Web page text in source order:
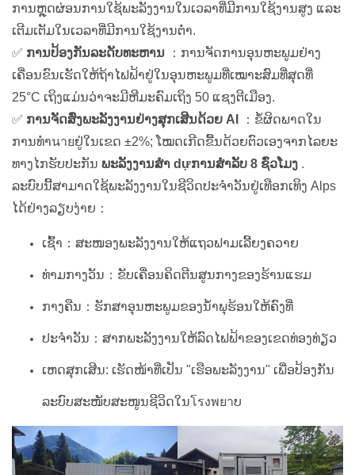
ການຫຼຸດຜ່ອນການໃຊ້ພະລັງງານໃນເວລາທີ່ມີການໃຊ້ງານສູງ ແລະ
ເຕີມເຕັມໃນເວລາທີ່ມີການໃຊ້ງານຕ່ຳ.
✅ ການປ້ອງກັນລະດັບທະຫານ
：ການຈັດການອຸນຫະພູມຢ່າງ
ເຄື່ອນຂົນເຮັດໃຫ້ຖ້າໄຟຟ້າຢູ່ໃນອຸນຫະພູມທີ່ເໝາະສົມທີ່ສຸດທີ່
25°C ເຖິງແມ່ນວ່າຈະມີຫີມະຄົມເຖິງ 50 ແຊງຕີເມືອງ.
✅ ການຈັດສົ່ງພະລັງງານຢ່າງສຸກເສີນດ້ວຍ AI
：ຂໍ້ຜິດພາດໃນ
ການທຳนายຢູ່ໃນເຂດ ±2%; ໂໝດເກີດຂື້ນດ້ວຍຕົວເອງຈາກໄລຍະ
ທາງໄກຮັບປະກັນ ພະລັງງານສຳ dựການສຳລັບ 8 ຊົ່ວໂມງ .
ລະບົບນີ້ສາມາດໃຊ້ພະລັງງານໃນຊີວິດປະຈຳວັນຢູ່ເທືອກເທິງ Alps
ໄດ້ຢ່າງລຽບງ່າຍ：
ເຊົ້າ：ສະໜອງພະລັງງານໃຫ້ແຖວຟາມເລີ້ຍງຄວາຍ
ທ່າມກາງວັນ：ຂັບເຄື່ອນຄິດຕີນສູນກາງຂອງຮ້ານແຮມ
ກາງຄືນ：ຮັກສາອຸນຫະພູມຂອງນ້ຳພຸຮ້ອນໃຫ້ຄົງທີ່
ປະຈຳວັນ：ສາກພະລັງງານໃຫ້ລົດໄຟຟ້າຂອງເຂດທ່ອງທ່ຽວ
ເຫດສຸກເສີນ: ເຮັດໜ້າທີ່ເປັນ "ເຮືອພະລັງງານ" ເພື່ອປ້ອງກັນ
ລະບົບສະໜັບສະໜູນຊີວິດໃນโรงพยาບ